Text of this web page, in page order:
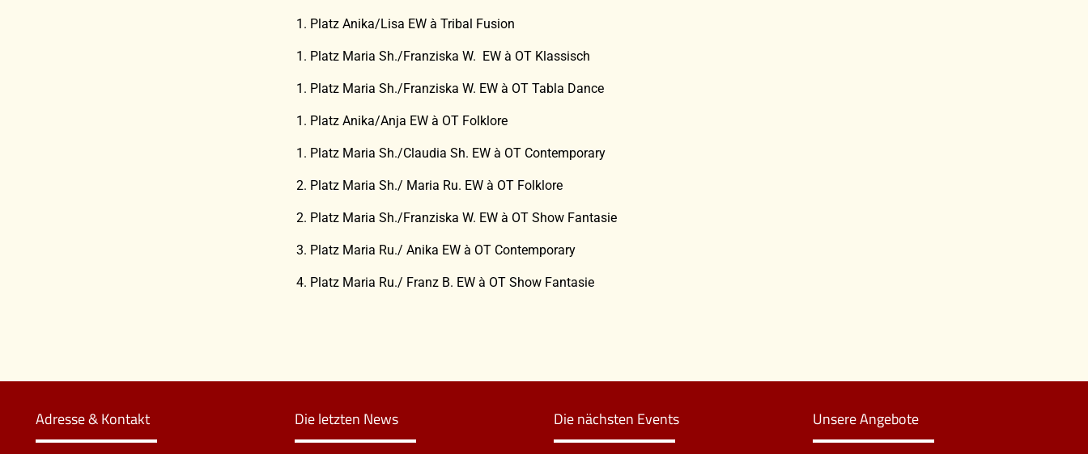
1. Platz Anika/Lisa EW à Tribal Fusion
1. Platz Maria Sh./Franziska W. EW à OT Klassisch
1. Platz Maria Sh./Franziska W. EW à OT Tabla Dance
1. Platz Anika/Anja EW à OT Folklore
1. Platz Maria Sh./Claudia Sh. EW à OT Contemporary
2. Platz Maria Sh./ Maria Ru. EW à OT Folklore
2. Platz Maria Sh./Franziska W. EW à OT Show Fantasie
3. Platz Maria Ru./ Anika EW à OT Contemporary
4. Platz Maria Ru./ Franz B. EW à OT Show Fantasie
Adresse & Kontakt Die letzten News Die nächsten Events Unsere Angebote